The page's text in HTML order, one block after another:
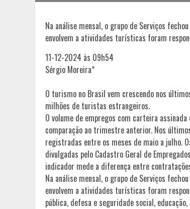
Na análise mensal, o grupo de Serviços
envolvem a atividades turísticas foram
11-12-2024 às 09h54
Sérgio Moreira*
O turismo no Brasil vem crescendo nos
milhões de turistas estrangeiros.
O volume de empregos com carteira
comparação ao trimestre anterior. Nos
registradas entre os meses de maio a julho.
divulgadas pelo Cadastro Geral de
indicador mede a diferença entre
Na análise mensal, o grupo de Serviços
envolvem a atividades turísticas foram
pública, defesa e seguridade social,